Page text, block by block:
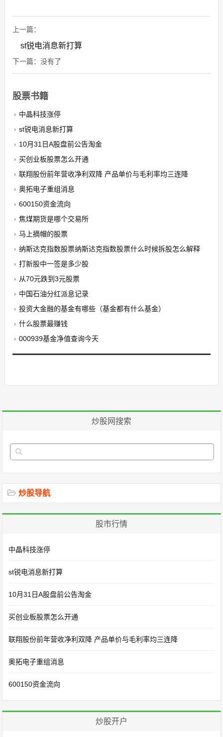
上一篇：
st锐电消息新打算
下一篇：没有了
股票书籍
中晶科技涨停
st锐电消息新打算
10月31日A股盘前公告淘金
买创业板股票怎么开通
联翔股份前年营收净利双降 产品单价与毛利率均三连降
奥拓电子重组消息
600150资金流向
焦煤期货是哪个交易所
马上摘帽的股票
纳斯达克指数股票纳斯达克指数股票什么时候拆股怎么解释
打新股中一签是多少股
从70元跌到3元股票
中国石油分红派息记录
投资大金融的基金有哪些（基金都有什么基金）
什么股票最赚钱
000939基金净值查询今天
炒股网搜索
炒股导航
股市行情
中晶科技涨停
st锐电消息新打算
10月31日A股盘前公告淘金
买创业板股票怎么开通
联翔股份前年营收净利双降 产品单价与毛利率均三连降
奥拓电子重组消息
600150资金流向
炒股开户